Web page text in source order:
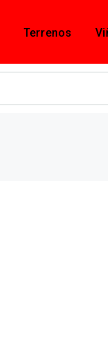
Terrenos